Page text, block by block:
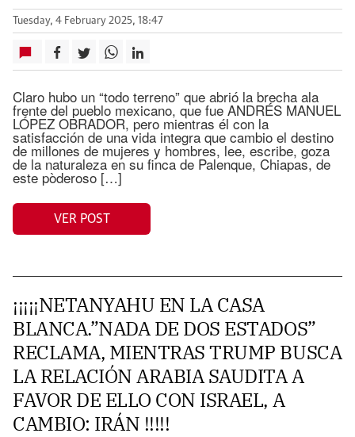
Tuesday, 4 February 2025, 18:47
Claro hubo un “todo terreno” que abrió la brecha ala
frente del pueblo mexicano, que fue ANDRÉS MANUEL
LÓPEZ OBRADOR, pero mientras él con la
satisfacción de una vida integra que cambio el destino
de millones de mujeres y hombres, lee, escribe, goza
de la naturaleza en su finca de Palenque, Chiapas, de
este pòderoso […]
VER POST
¡¡¡¡¡NETANYAHU EN LA CASA
BLANCA.”NADA DE DOS ESTADOS”
RECLAMA, MIENTRAS TRUMP BUSCA
LA RELACIÓN ARABIA SAUDITA A
FAVOR DE ELLO CON ISRAEL, A
CAMBIO: IRÁN !!!!!